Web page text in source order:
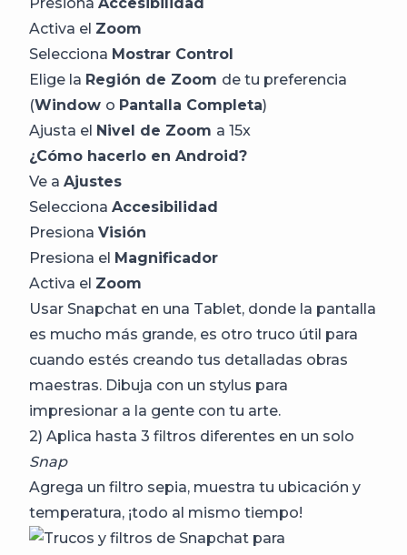
Activa el Zoom
Selecciona Mostrar Control
Elige la Región de Zoom de tu preferencia
(Window o Pantalla Completa)
Ajusta el Nivel de Zoom a 15x
¿Cómo hacerlo en Android?
Ve a Ajustes
Selecciona Accesibilidad
Presiona Visión
Presiona el Magnificador
Activa el Zoom
Usar Snapchat en una Tablet, donde la pantalla
es mucho más grande, es otro truco útil para
cuando estés creando tus detalladas obras
maestras. Dibuja con un stylus para
impresionar a la gente con tu arte.
2) Aplica hasta 3 filtros diferentes en un solo
Snap
Agrega un filtro sepia, muestra tu ubicación y
temperatura, ¡todo al mismo tiempo!